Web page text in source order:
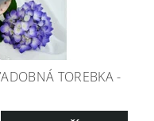
TOREBKA -